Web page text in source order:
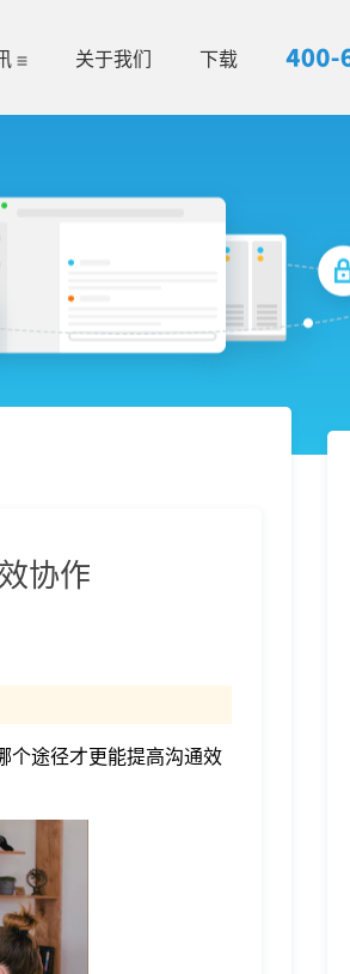
关于我们 下载
协作
个途径才更能提高沟通效